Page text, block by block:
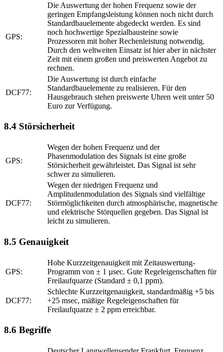
GPS:
Die Auswertung der hohen Frequenz sowie der
geringen Empfangsleistung können noch nicht durch
Standardbauelemente abgedeckt werden. Es sind
noch hochwertige Spezialbausteine sowie
Prozessoren mit hoher Rechenleistung notwendig.
Durch den weltweiten Einsatz ist hier aber in nächster
Zeit mit einem großen und preiswerten Angebot zu
rechnen.
DCF77:
Die Auswertung ist durch einfache
Standardbauelemente zu realisieren. Für den
Hausgebrauch stehen preiswerte Uhren weit unter 50
Euro zur Verfügung.
8.4 Störsicherheit
GPS:
Wegen der hohen Frequenz und der
Phasenmodulation des Signals ist eine große
Störsicherheit gewährleistet. Das Signal ist sehr
schwer zu simulieren.
DCF77:
Wegen der niedrigen Frequenz und
Amplitudenmodulation des Signals sind vielfältige
Störmöglichkeiten durch atmosphärische, magnetische
und elektrische Störquellen gegeben. Das Signal ist
leicht zu simulieren.
8.5 Genauigkeit
GPS:
Hohe Kurzzeitgenauigkeit mit Zeitauswertung-
Programm von ± 1 µsec. Gute Regeleigenschaften für
Freilaufquarze (Standard ± 0,1 ppm).
DCF77:
Schlechte Kurzzeitgenauigkeit, standardmäßig +5 bis
+25 msec, mäßige Regeleigenschaften für
Freilaufquarze ± 2 ppm erreichbar.
8.6 Begriffe